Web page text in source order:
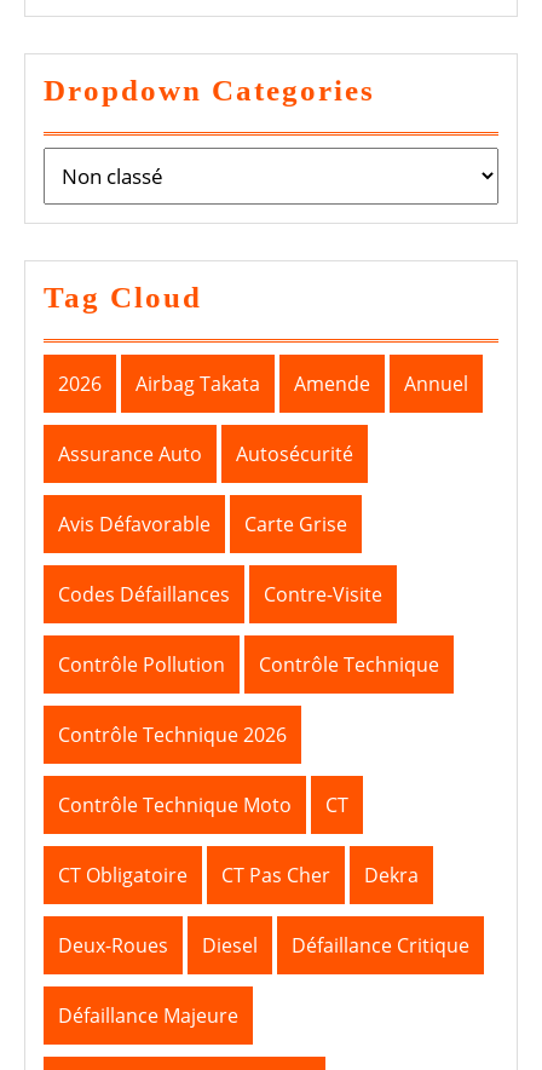
Dropdown Categories
Tag Cloud
2026 Airbag Takata Amende Annuel
Assurance Auto Autosécurité
Avis Défavorable Carte Grise
Codes Défaillances Contre-Visite
Contrôle Pollution Contrôle Technique
Contrôle Technique 2026
Contrôle Technique Moto CT
CT Obligatoire CT Pas Cher Dekra
Deux-Roues Diesel Défaillance Critique
Défaillance Majeure